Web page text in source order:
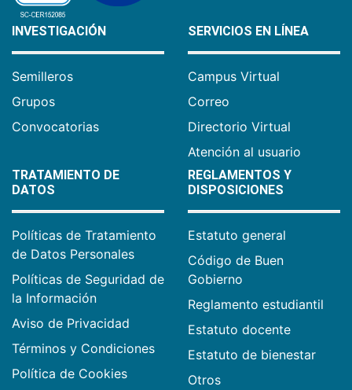
INVESTIGACIÓN
Semilleros
Grupos
Convocatorias
SERVICIOS EN LÍNEA
Campus Virtual
Correo
Directorio Virtual
Atención al usuario
TRATAMIENTO DE
DATOS
Políticas de Tratamiento
de Datos Personales
Políticas de Seguridad de
la Información
Aviso de Privacidad
Términos y Condiciones
Política de Cookies
REGLAMENTOS Y
DISPOSICIONES
Estatuto general
Código de Buen
Gobierno
Reglamento estudiantil
Estatuto docente
Estatuto de bienestar
Otros